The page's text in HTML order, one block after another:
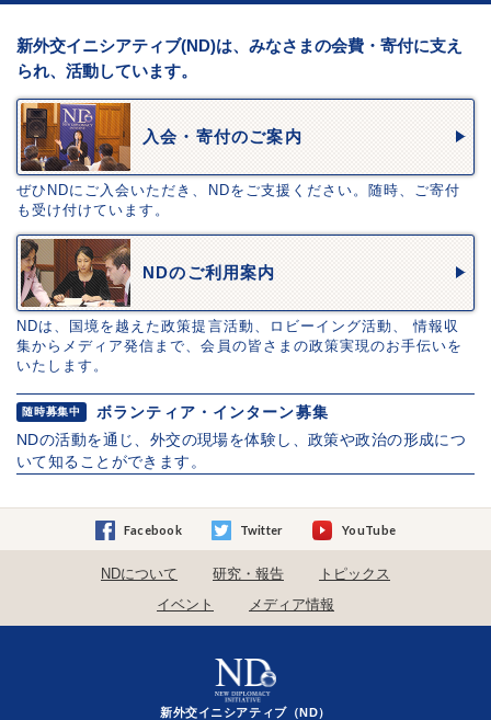
新外交イニシアティブ(ND)は、みなさまの会費・寄付に支え
られ、活動しています。
入会・寄付のご案内
ぜひNDにご入会いただき、NDをご支援ください。随時、ご寄付
も受け付けています。
NDのご利用案内
NDは、国境を越えた政策提言活動、ロビーイング活動、 情報収
集からメディア発信まで、会員の皆さまの政策実現のお手伝いを
いたします。
随時募集中
ボランティア・インターン募集
NDの活動を通じ、外交の現場を体験し、政策や政治の形成につ
いて知ることができます。
Facebook Twitter YouTube
NDについて 研究・報告
トピックス
イベント
メディア情報
新外交イニシアティブ（ND）